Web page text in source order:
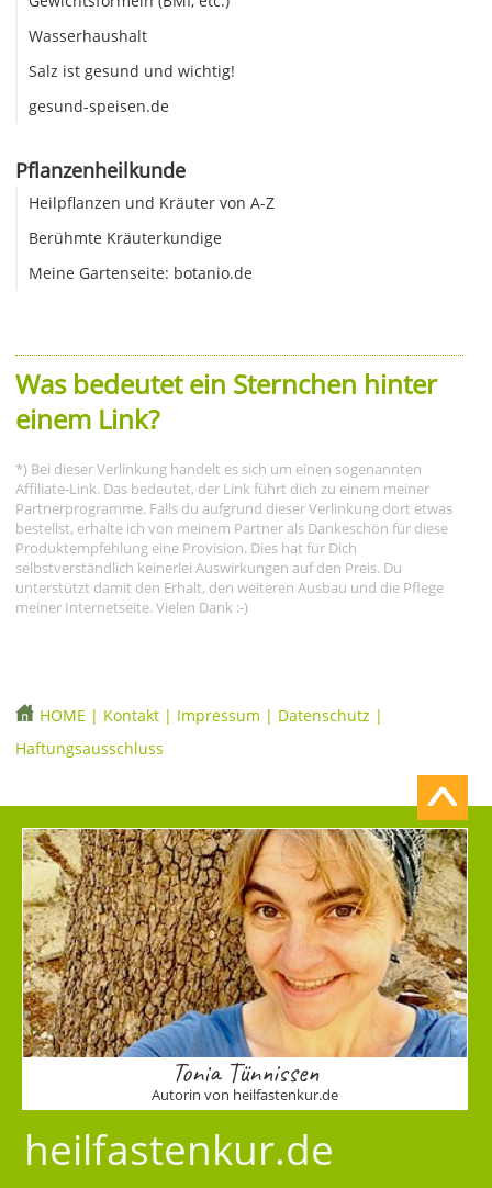
Wasserhaushalt
Salz ist gesund und wichtig!
gesund-speisen.de
Pflanzenheilkunde
Heilpflanzen und Kräuter von A-Z
Berühmte Kräuterkundige
Meine Gartenseite: botanio.de
Was bedeutet ein Sternchen hinter
einem Link?
*) Bei dieser Verlinkung handelt es sich um einen sogenannten
Affiliate-Link. Das bedeutet, der Link führt dich zu einem meiner
Partnerprogramme. Falls du aufgrund dieser Verlinkung dort etwas
bestellst, erhalte ich von meinem Partner als Dankeschön für diese
Produktempfehlung eine Provision. Dies hat für Dich
selbstverständlich keinerlei Auswirkungen auf den Preis. Du
unterstützt damit den Erhalt, den weiteren Ausbau und die Pflege
meiner Internetseite. Vielen Dank :-)
HOME | Kontakt | Impressum | Datenschutz |
Haftungsausschluss
Tonia Tünnissen
Autorin von heilfastenkur.de
heilfastenkur.de